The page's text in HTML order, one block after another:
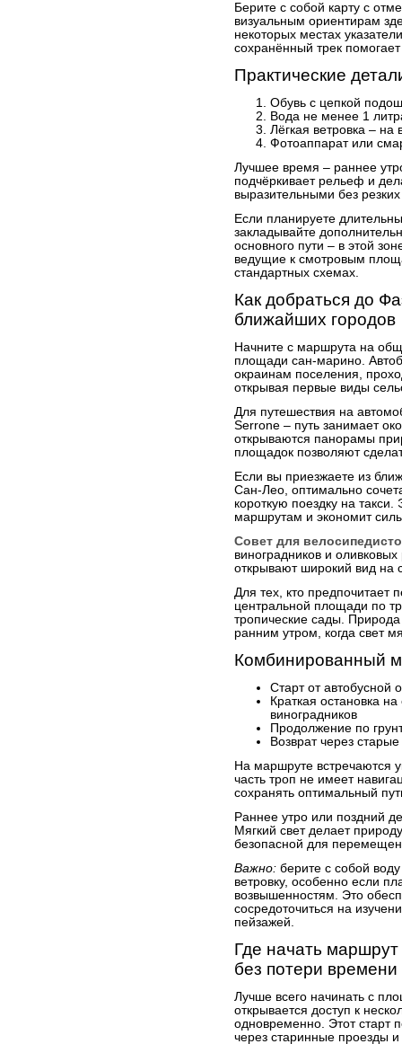
Берите с собой карту с
визуальным ориентирам
некоторых местах
сохранённый трек
Практические
Обувь с цепкой
Вода не менее 1
Лёгкая ветровка –
Фотоаппарат или
Лучшее время – раннее
подчёркивает рельеф и
выразительными без
Если планируете
закладывайте
основного пути – в этой
ведущие к смотровым
стандартных схемах.
Как добраться до
ближайших городов
Начните с маршрута на
площади сан-марино.
окраинам поселения,
открывая первые виды
Для путешествия на
Serrone – путь занимает
открываются панорамы
площадок позволяют
Если вы приезжаете из
Сан-Лео, оптимально
короткую поездку на такси.
маршрутам и экономит
Совет для
виноградников и
открывают широкий вид на
Для тех, кто предпочитает
центральной площади по
тропические сады.
ранним утром, когда свет
Комбинированный
Старт от автобусной
Краткая остановка
виноградников
Продолжение по
Возврат через
На маршруте встречаются
часть троп не имеет
сохранять оптимальный
Раннее утро или поздний
Мягкий свет делает
безопасной для
Важно: берите с собой
ветровку, особенно если
возвышенностям. Это
сосредоточиться на
пейзажей.
Где начать
без потери времени
Лучше всего начинать с
открывается доступ к
одновременно. Этот старт
через старинные проезды и